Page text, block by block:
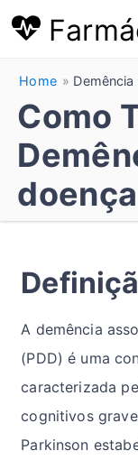
Home
Como
A demência
(PDD) é uma
caracterizada
cognitivos
Parkinson